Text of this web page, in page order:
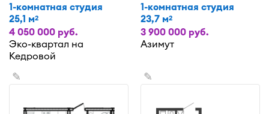
1-комнатная студия
25,1 м2
4 050 000 руб.
Эко-квартал на
Кедровой
1-комнатная студия
23,7 м2
3 900 000 руб.
Азимут
✎ ✎